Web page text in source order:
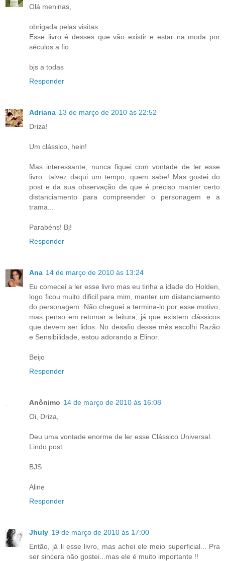
Olá meninas,
obrigada pelas visitas.
Esse livro é desses que vão existir e estar na moda por
séculos a fio.
bjs a todas
Responder
Adriana 13 de março de 2010 às 22:52
Driza!
Um clássico, hein!
Mas interessante, nunca fiquei com vontade de ler esse
livro...talvez daqui um tempo, quem sabe! Mas gostei do
post e da sua observação de que é preciso manter certo
distanciamento para compreender o personagem e a
trama...
Parabéns! Bj!
Responder
Ana 14 de março de 2010 às 13:24
Eu comecei a ler esse livro mas eu tinha a idade do Holden,
logo ficou muito dificil para mim, manter um distanciamento
do personagem. Não cheguei a termina-lo por esse motivo,
mas penso em retomar a leitura, já que existem clássicos
que devem ser lidos. No desafio desse mês escolhi Razão
e Sensibilidade, estou adorando a Elinor.
Beijo
Responder
Anônimo 14 de março de 2010 às 16:08
Oi, Driza,
Deu uma vontade enorme de ler esse Clássico Universal.
Lindo post.
BJS
Aline
Responder
Jhuly 19 de março de 2010 às 17:00
Então, já li esse livro, mas achei ele meio superficial... Pra
ser sincera não gostei...mas ele é muito importante !!